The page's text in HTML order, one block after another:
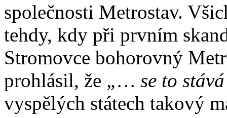
společnosti Metrostav.
tehdy, kdy při prvním
Stromovce bohorovný
prohlásil, že „… se to
vyspělých státech takový